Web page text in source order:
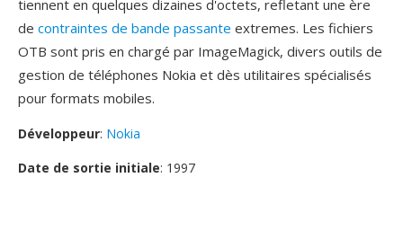
tiennent en quelques dizaines d'octets, refletant une ère
de contraintes de bande passante extremes. Les fichiers
OTB sont pris en chargé par ImageMagick, divers outils de
gestion de téléphones Nokia et dès utilitaires spécialisés
pour formats mobiles.
Développeur: Nokia
Date de sortie initiale: 1997